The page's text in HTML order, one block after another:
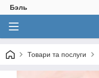
Бэль
Товари та послуги